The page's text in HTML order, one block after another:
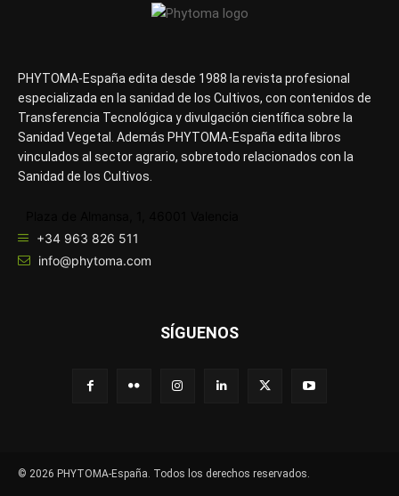
PHYTOMA-España edita desde 1988 la revista profesional
especializada en la sanidad de los Cultivos, con contenidos de
Transferencia Tecnológica y divulgación científica sobre la
Sanidad Vegetal. Además PHYTOMA-España edita libros
vinculados al sector agrario, sobretodo relacionados con la
Sanidad de los Cultivos.
+34 963 826 511
info@phytoma.com
SÍGUENOS
© 2026 PHYTOMA-España. Todos los derechos reservados.